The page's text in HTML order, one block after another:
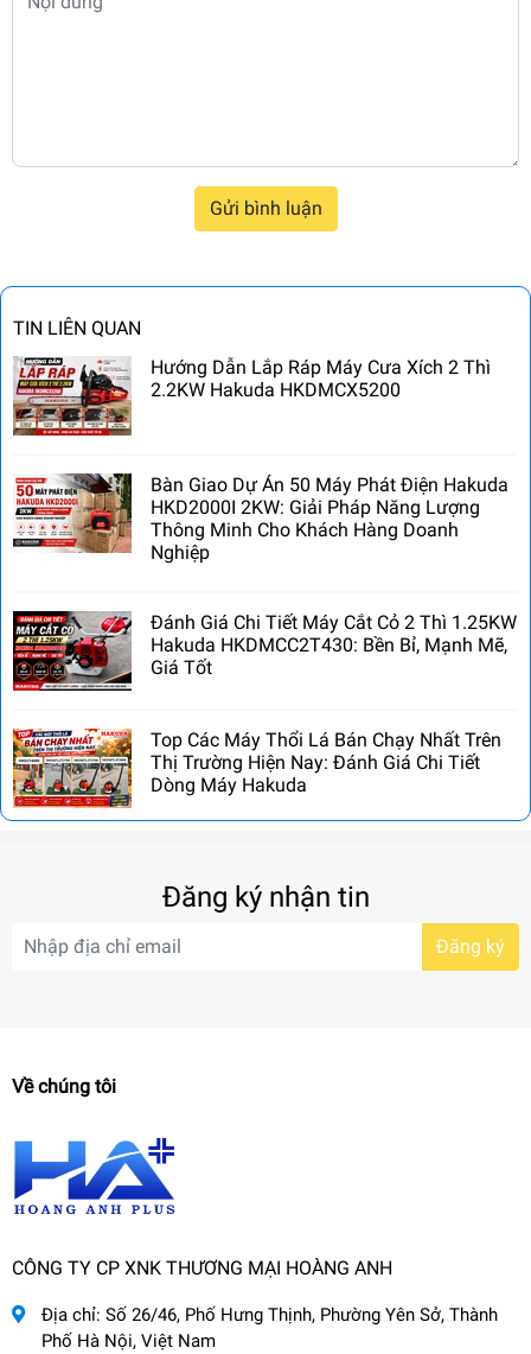
TIN LIÊN QUAN
Hướng Dẫn Lắp Ráp Máy Cưa Xích 2 Thì
2.2KW Hakuda HKDMCX5200
Bàn Giao Dự Án 50 Máy Phát Điện Hakuda
HKD2000I 2KW: Giải Pháp Năng Lượng
Thông Minh Cho Khách Hàng Doanh
Nghiệp
Đánh Giá Chi Tiết Máy Cắt Cỏ 2 Thì 1.25KW
Hakuda HKDMCC2T430: Bền Bỉ, Mạnh Mẽ,
Giá Tốt
Top Các Máy Thổi Lá Bán Chạy Nhất Trên
Thị Trường Hiện Nay: Đánh Giá Chi Tiết
Dòng Máy Hakuda
Gửi bình luận
Đăng ký nhận tin
Đăng ký
Về chúng tôi
CÔNG TY CP XNK THƯƠNG MẠI HOÀNG ANH
Địa chỉ: Số 26/46, Phố Hưng Thịnh, Phường Yên Sở, Thành
Phố Hà Nội, Việt Nam